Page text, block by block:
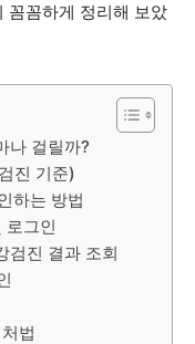
꼼꼼하게 정리해 보았
나 걸릴까?
진 기준)
하는 방법
로그인
검진 결과 조회
법